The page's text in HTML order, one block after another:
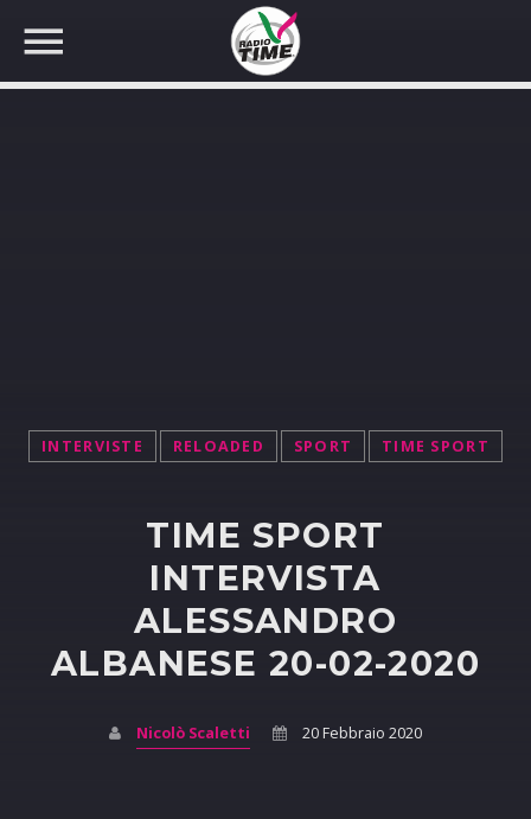
INTERVISTE RELOADED SPORT TIME SPORT
TIME SPORT
INTERVISTA
ALESSANDRO
ALBANESE 20-02-2020
Nicolò Scaletti 20 Febbraio 2020